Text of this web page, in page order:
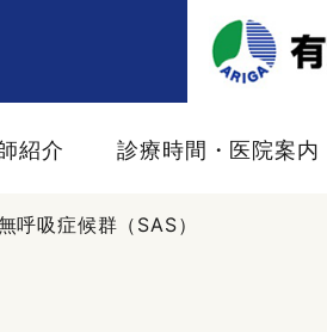
紹介 診療時間・医院案内
呼吸症候群（SAS）